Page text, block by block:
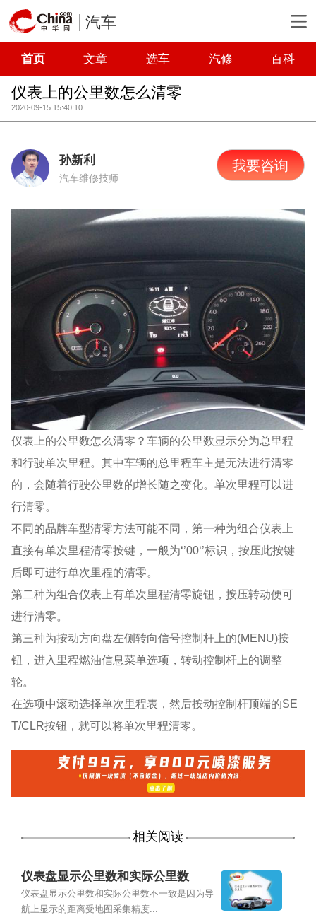
汽车
首页 文章 选车 汽修 百科
仪表上的公里数怎么清零
2020-09-15 15:40:10
孙新利
汽车维修技师
我要咨询
仪表上的公里数怎么清零？车辆的公里数显示分为总里程
和行驶单次里程。其中车辆的总里程车主是无法进行清零
的，会随着行驶公里数的增长随之变化。单次里程可以进
行清零。
不同的品牌车型清零方法可能不同，第一种为组合仪表上
直接有单次里程清零按键，一般为‘’00‘’标识，按压此按键
后即可进行单次里程的清零。
第二种为组合仪表上有单次里程清零旋钮，按压转动便可
进行清零。
第三种为按动方向盘左侧转向信号控制杆上的(MENU)按
钮，进入里程燃油信息菜单选项，转动控制杆上的调整
轮。
在选项中滚动选择单次里程表，然后按动控制杆顶端的SE
T/CLR按钮，就可以将单次里程清零。
相关阅读
仪表盘显示公里数和实际公里数
仪表盘显示公里数和实际公里数不一致是因为导
航上显示的距离受地图采集精度...